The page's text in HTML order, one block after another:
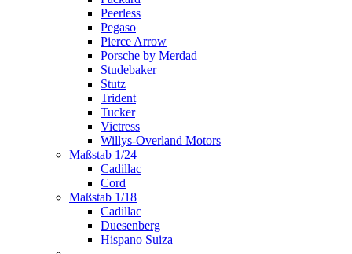
Peerless
Pegaso
Pierce Arrow
Porsche by Merdad
Studebaker
Stutz
Trident
Tucker
Victress
Willys-Overland Motors
Maßstab 1/24
Cadillac
Cord
Maßstab 1/18
Cadillac
Duesenberg
Hispano Suiza